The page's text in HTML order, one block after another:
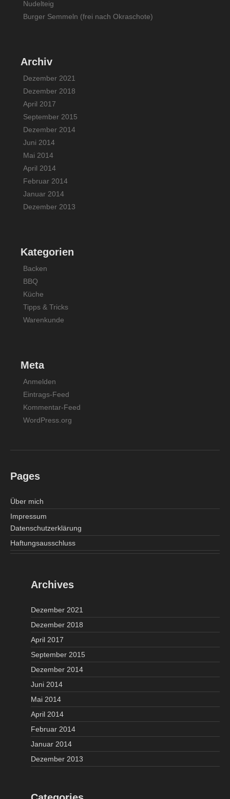
Nudelteig
Burger Semmeln (frei nach Okraschote)
Archiv
Dezember 2021
Dezember 2018
April 2017
September 2015
Dezember 2014
Juni 2014
Mai 2014
April 2014
Februar 2014
Januar 2014
Dezember 2013
Kategorien
Backen
BBQ
Küche
Tipps & Tricks
Warenkunde
Meta
Anmelden
Eintrags-Feed
Kommentar-Feed
WordPress.org
Pages
Über mich
Impressum
Datenschutzerklärung
Haftungsausschluss
Archives
Dezember 2021
Dezember 2018
April 2017
September 2015
Dezember 2014
Juni 2014
Mai 2014
April 2014
Februar 2014
Januar 2014
Dezember 2013